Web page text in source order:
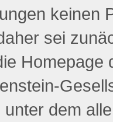
keinen
sei
Homepage
unter dem